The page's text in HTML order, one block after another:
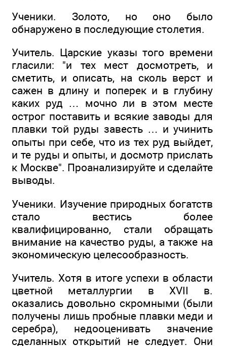
Ученики. Золото, но оно было
обнаружено в последующие столетия.
Учитель. Царские указы того времени
гласили: "и тех мест досмотреть, и
сметить, и описать, на сколь верст и
сажен в длину и поперек и в глубину
каких руд … мочно ли в этом месте
острог поставить и всякие заводы для
плавки той руды завесть … и учинить
опыты при себе, что из тех руд выйдет,
и те руды и опыты, и досмотр прислать
к Москве". Проанализируйте и сделайте
выводы.
Ученики. Изучение природных богатств
стало вестись более
квалифицированно, стали обращать
внимание на качество руды, а также на
экономическую целесообразность.
Учитель. Хотя в итоге успехи в области
цветной металлургии в XVII в.
оказались довольно скромными (были
получены лишь пробные плавки меди и
серебра), недооценивать значение
сделанных открытий не следует. Они